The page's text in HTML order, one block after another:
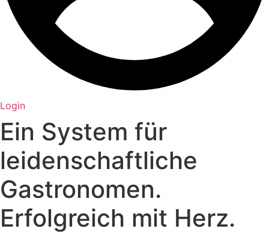
Login
Ein System für
leidenschaftliche
Gastronomen.
Erfolgreich mit Herz.